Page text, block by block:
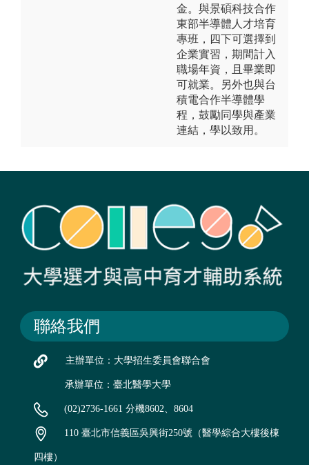
金。與景碩科技合作
東部半導體人才培育
專班，四下可選擇到
企業實習，期間計入
職場年資，且畢業即
可就業。另外也與台
積電合作半導體學
程，鼓勵同學與產業
連結，學以致用。
聯絡我們
主辦單位：大學招生委員會聯合會
承辦單位：臺北醫學大學
(02)2736-1661 分機8602、8604
110 臺北市信義區吳興街250號（醫學綜合大樓後棟
四樓）